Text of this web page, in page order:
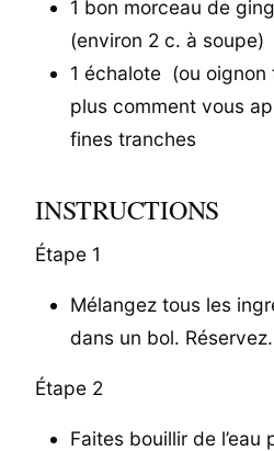
1 bon morceau de
(environ 2 c. à soupe)
1 échalote (ou oignon
plus comment vous
fines tranches
INSTRUCTIONS
Étape 1
Mélangez tous les
dans un bol. Réservez.
Étape 2
Faites bouillir de